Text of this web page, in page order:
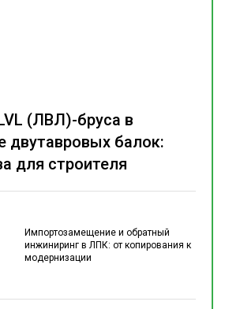
Импортозамещение и обратный
инжиниринг в ЛПК: от копирования к
модернизации
(ЛВЛ)-бруса в
двутавровых балок:
для строителя